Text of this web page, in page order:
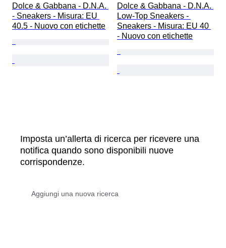
Dolce & Gabbana - D.N.A.
- Sneakers - Misura: EU
40.5 - Nuovo con etichette
Dolce & Gabbana - D.N.A.
Low-Top Sneakers -
Sneakers - Misura: EU 40
- Nuovo con etichette
Imposta un’allerta di ricerca per ricevere una
notifica quando sono disponibili nuove
corrispondenze.